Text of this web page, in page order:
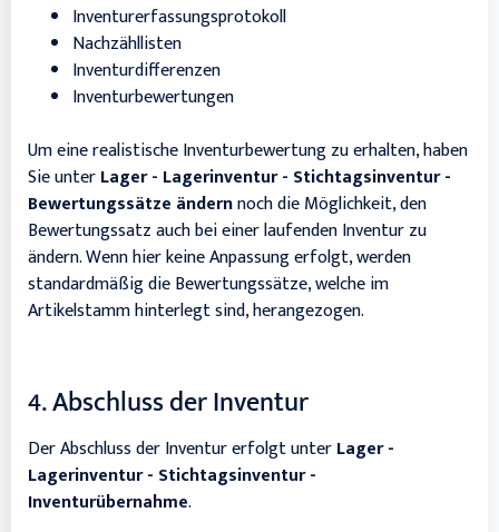
Inventurerfassungsprotokoll
Nachzähllisten
Inventurdifferenzen
Inventurbewertungen
Um eine realistische Inventurbewertung zu erhalten, haben
Sie unterLager - Lagerinventur - Stichtagsinventur -
Bewertungssätze ändernnoch die Möglichkeit, den
Bewertungssatz auch bei einer laufenden Inventur zu
ändern. Wenn hier keine Anpassung erfolgt, werden
standardmäßig die Bewertungssätze, welche im
Artikelstamm hinterlegt sind, herangezogen.
4. Abschluss der Inventur
Der Abschluss der Inventur erfolgt unterLager -
Lagerinventur - Stichtagsinventur -
Inventurübernahme.